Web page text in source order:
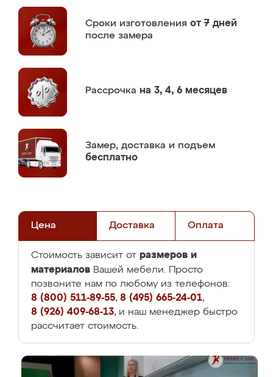
Сроки изготовления от 7 дней
после замера
Рассрочка на 3, 4, 6 месяцев
Замер, доставка и подъем
бесплатно
Цена Доставка Оплата
Стоимость зависит от размеров и
материалов Вашей мебели. Просто
позвоните нам по любому из телефонов:
8 (800) 511-89-55, 8 (495) 665-24-01,
8 (926) 409-68-13, и наш менеджер быстро
рассчитает стоимость.